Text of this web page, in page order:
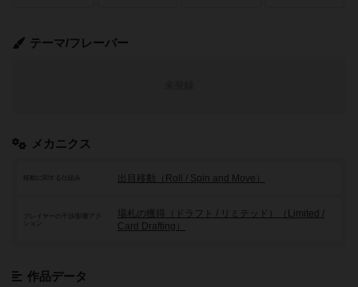
テーマ/フレーバー
メカニクス
移動に関する仕組み 出目移動（Roll / Spin and Move）
プレイヤーの干渉/影響アク
場札の獲得（ドラフト / リミテッド）（Limited /
Card Drafting）
作品データ